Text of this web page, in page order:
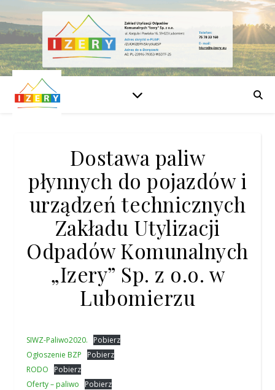
Dostawa paliw
płynnych do pojazdów i
urządzeń technicznych
Zakładu Utylizacji
Odpadów Komunalnych
„Izery” Sp. z o.o. w
Lubomierzu
SIWZ-Paliwo2020.
Pobierz
Ogłoszenie BZP
Pobierz
RODO
Pobierz
Oferty – paliwo
Pobierz